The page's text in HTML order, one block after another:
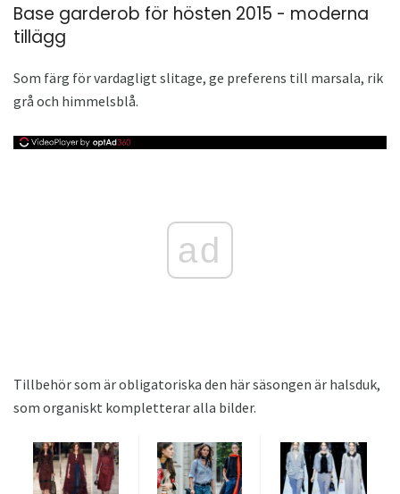
Base garderob för hösten 2015 - moderna
tillägg
Som färg för vardagligt slitage, ge preferens till marsala, rik
grå och himmelsblå.
ad
Tillbehör som är obligatoriska den här säsongen är halsduk,
som organiskt kompletterar alla bilder.